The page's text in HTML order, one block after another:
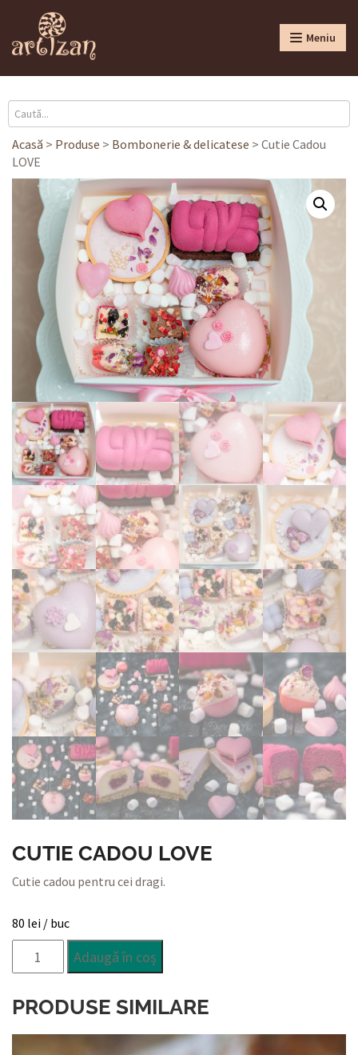
Meniu
Acasă > Produse > Bombonerie & delicatese > Cutie Cadou
LOVE
CUTIE CADOU LOVE
Cutie cadou pentru cei dragi.
80 lei / buc
Cutie
Adaugă în coș
PRODUSE SIMILARE